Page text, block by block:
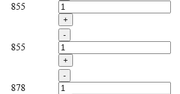
855
+
855
-
+
878
-